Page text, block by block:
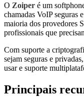
O Zoiper é um
chamadas VoIP seguras
maioria dos provedores
profissionais que
Com suporte a
sejam seguras e
usar e suporte
Principais